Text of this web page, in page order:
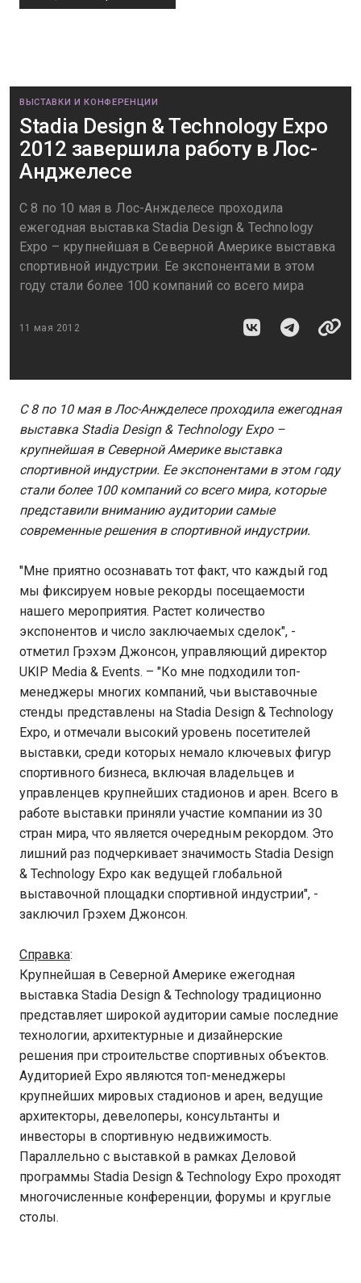
ВЫСТАВКИ И КОНФЕРЕНЦИИ
Stadia Design & Technology Expo
2012 завершила работу в Лос-
Анджелесе
С 8 по 10 мая в Лос-Анжделесе проходила
ежегодная выставка Stadia Design & Technology
Expo – крупнейшая в Северной Америке выставка
спортивной индустрии. Ее экспонентами в этом
году стали более 100 компаний со всего мира
11 мая 2012
С 8 по 10 мая в Лос-Анжделесе проходила ежегодная
выставка Stadia Design& Technology Expo–
крупнейшая в Северной Америке выставка
спортивной индустрии. Ее экспонентами в этом году
стали более 100 компаний со всего мира, которые
представили вниманию аудитории самые
современные решения в спортивной индустрии.
"Мне приятно осознавать тот факт, что каждый год
мы фиксируем новые рекорды посещаемости
нашего мероприятия. Растет количество
экспонентов и число заключаемых сделок", -
отметил Грэхэм Джонсон, управляющий директор
UKIP Media & Events. – "Ко мне подходили топ-
менеджеры многих компаний, чьи выставочные
стенды представлены на Stadia Design & Technology
Expo, и отмечали высокий уровень посетителей
выставки, среди которых немало ключевых фигур
спортивного бизнеса, включая владельцев и
управленцев крупнейших стадионов и арен. Всего в
работе выставки приняли участие компании из 30
стран мира, что является очередным рекордом. Это
лишний раз подчеркивает значимость Stadia Design
& Technology Expo как ведущей глобальной
выставочной площадки спортивной индустрии", -
заключил Грэхем Джонсон.
Справка:
Крупнейшая в Северной Америке ежегодная
выставка Stadia Design & Technology традиционно
представляет широкой аудитории самые последние
технологии, архитектурные и дизайнерские
решения при строительстве спортивных объектов.
Аудиторией Expo являются топ-менеджеры
крупнейших мировых стадионов и арен, ведущие
архитекторы, девелоперы, консультанты и
инвесторы в спортивную недвижимость.
Параллельно с выставкой в рамках Деловой
программы Stadia Design & Technology Expo проходят
многочисленные конференции, форумы и круглые
столы.